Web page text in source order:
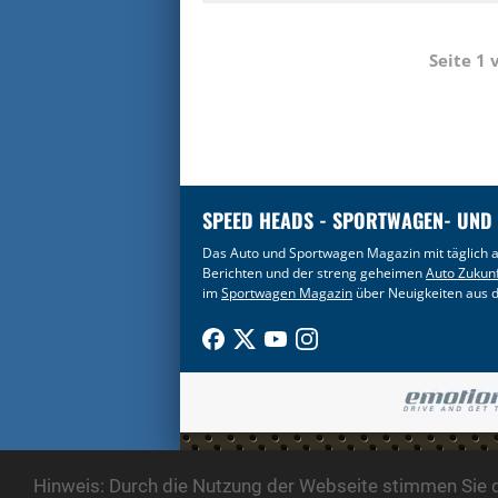
Hinweis: Durch die Nutzung der Webseite stimmen Sie
Seite 1
SPEED HEADS - SPORTWAGEN-
Das Auto und Sportwagen Magazin mit täglich
Berichten und der streng geheimenAuto
imSportwagen Magazin über Neuigkeiten aus
COPYRIGHT